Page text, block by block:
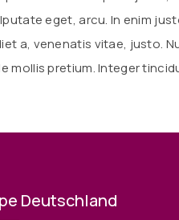
eget, arcu. In enim
a, venenatis vitae, justo.
mollis pretium. Integer
Deutschland